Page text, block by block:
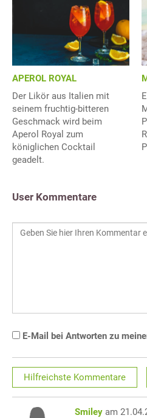
APEROL ROYAL
Der Likör aus Italien mit
seinem fruchtig-bitteren
Geschmack wird beim
Aperol Royal zum
königlichen Cocktail
geadelt.
User Kommentare
E-Mail bei Antworten zu
Hilfreichste Kommentare
Smiley am